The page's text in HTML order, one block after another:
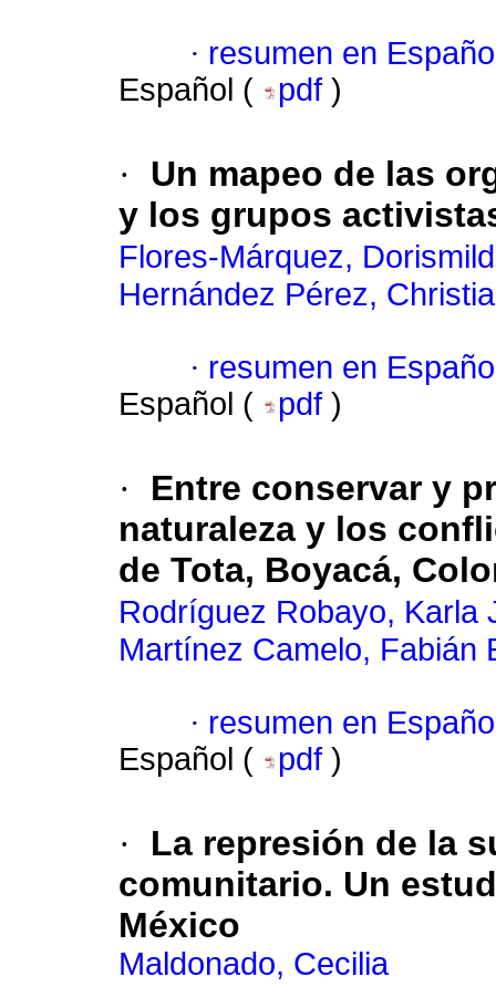
· resumen en
Español (
pdf )
·
Un mapeo de las
y los grupos
Flores-Márquez,
Hernández Pérez,
· resumen en
Español (
pdf )
·
Entre conservar y
naturaleza y los
de Tota, Boyacá,
Rodríguez Robayo, Karla
Martínez Camelo, Fabián
· resumen en
Español (
pdf )
·
La represión de la
comunitario. Un
México
Maldonado, Cecilia